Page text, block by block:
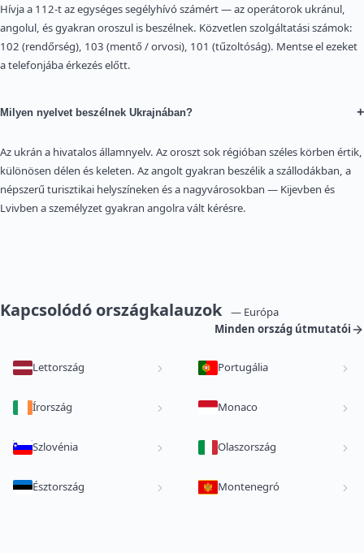
Hívja a 112-t az egységes segélyhívó számért — az operátorok ukránul,
angolul, és gyakran oroszul is beszélnek. Közvetlen szolgáltatási számok:
102 (rendőrség), 103 (mentő / orvosi), 101 (tűzoltóság). Mentse el ezeket
a telefonjába érkezés előtt.
Milyen nyelvet beszélnek Ukrajnában? +
Az ukrán a hivatalos államnyelv. Az oroszt sok régióban széles körben értik,
különösen délen és keleten. Az angolt gyakran beszélik a szállodákban, a
népszerű turisztikai helyszíneken és a nagyvárosokban — Kijevben és
Lvivben a személyzet gyakran angolra vált kérésre.
Kapcsolódó országkalauzok
— Európa
Minden ország útmutatói
Lettország Portugália
Írország Monaco
Szlovénia Olaszország
Észtország Montenegró